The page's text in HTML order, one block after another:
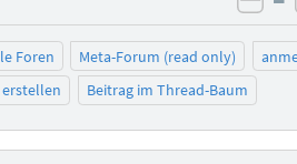
Foren Meta-Forum (read only)
Beitrag im Thread-Baum